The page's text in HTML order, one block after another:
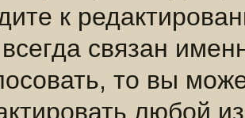
к
связан
то вы
любой